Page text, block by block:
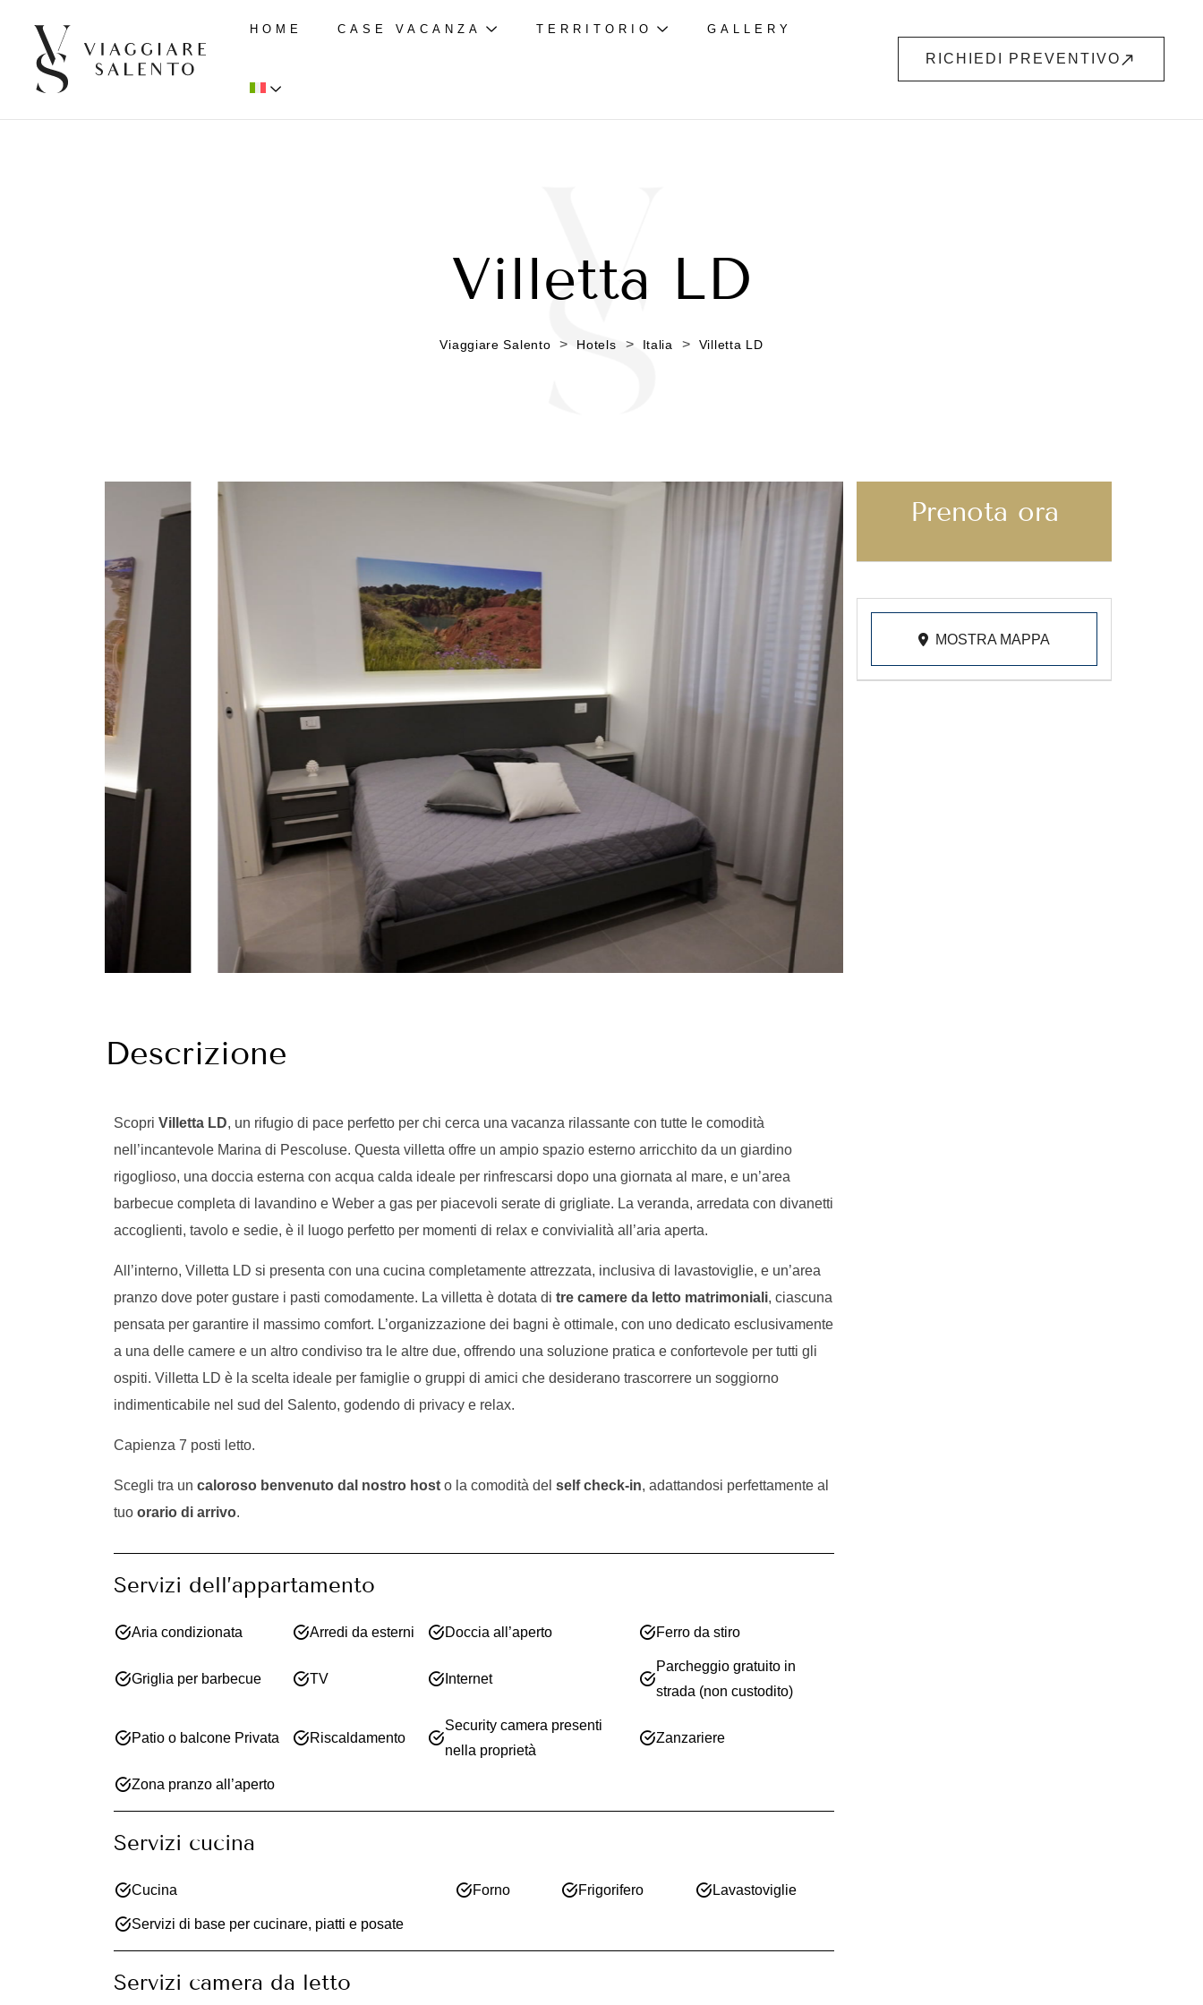
HOME CASE VACANZA TERRITORIO GALLERY
RICHIEDI PREVENTIVO
Villetta LD
Viaggiare Salento > Hotels > Italia > Villetta LD
Descrizione
Scopri Villetta LD, un rifugio di pace perfetto per chi cerca una vacanza rilassante con tutte le comodità
nell’incantevole Marina di Pescoluse. Questa villetta offre un ampio spazio esterno arricchito da un giardino
rigoglioso, una doccia esterna con acqua calda ideale per rinfrescarsi dopo una giornata al mare, e un’area
barbecue completa di lavandino e Weber a gas per piacevoli serate di grigliate. La veranda, arredata con divanetti
accoglienti, tavolo e sedie, è il luogo perfetto per momenti di relax e convivialità all’aria aperta.
All’interno, Villetta LD si presenta con una cucina completamente attrezzata, inclusiva di lavastoviglie, e un’area
pranzo dove poter gustare i pasti comodamente. La villetta è dotata di tre camere da letto matrimoniali, ciascuna
pensata per garantire il massimo comfort. L’organizzazione dei bagni è ottimale, con uno dedicato esclusivamente
a una delle camere e un altro condiviso tra le altre due, offrendo una soluzione pratica e confortevole per tutti gli
ospiti. Villetta LD è la scelta ideale per famiglie o gruppi di amici che desiderano trascorrere un soggiorno
indimenticabile nel sud del Salento, godendo di privacy e relax.
Capienza 7 posti letto.
Scegli tra un caloroso benvenuto dal nostro host o la comodità del self check-in, adattandosi perfettamente al
tuo orario di arrivo.
Servizi dell’appartamento
Aria condizionata Arredi da esterni Doccia all’aperto Ferro da stiro
Griglia per barbecue TV Internet
Parcheggio gratuito in
strada (non custodito)
Patio o balcone Privata Riscaldamento
Security camera presenti
nella proprietà
Zanzariere
Zona pranzo all’aperto
Servizi cucina
Cucina Forno Frigorifero Lavastoviglie
Servizi di base per cucinare, piatti e posate
Servizi camera da letto
Prenota ora
MOSTRA MAPPA